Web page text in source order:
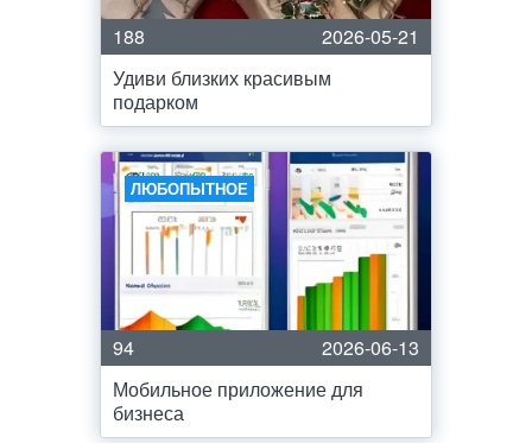
188
2026-05-21
Удиви близких красивым
подарком
ЛЮБОПЫТНОЕ
94
2026-06-13
Мобильное приложение для
бизнеса